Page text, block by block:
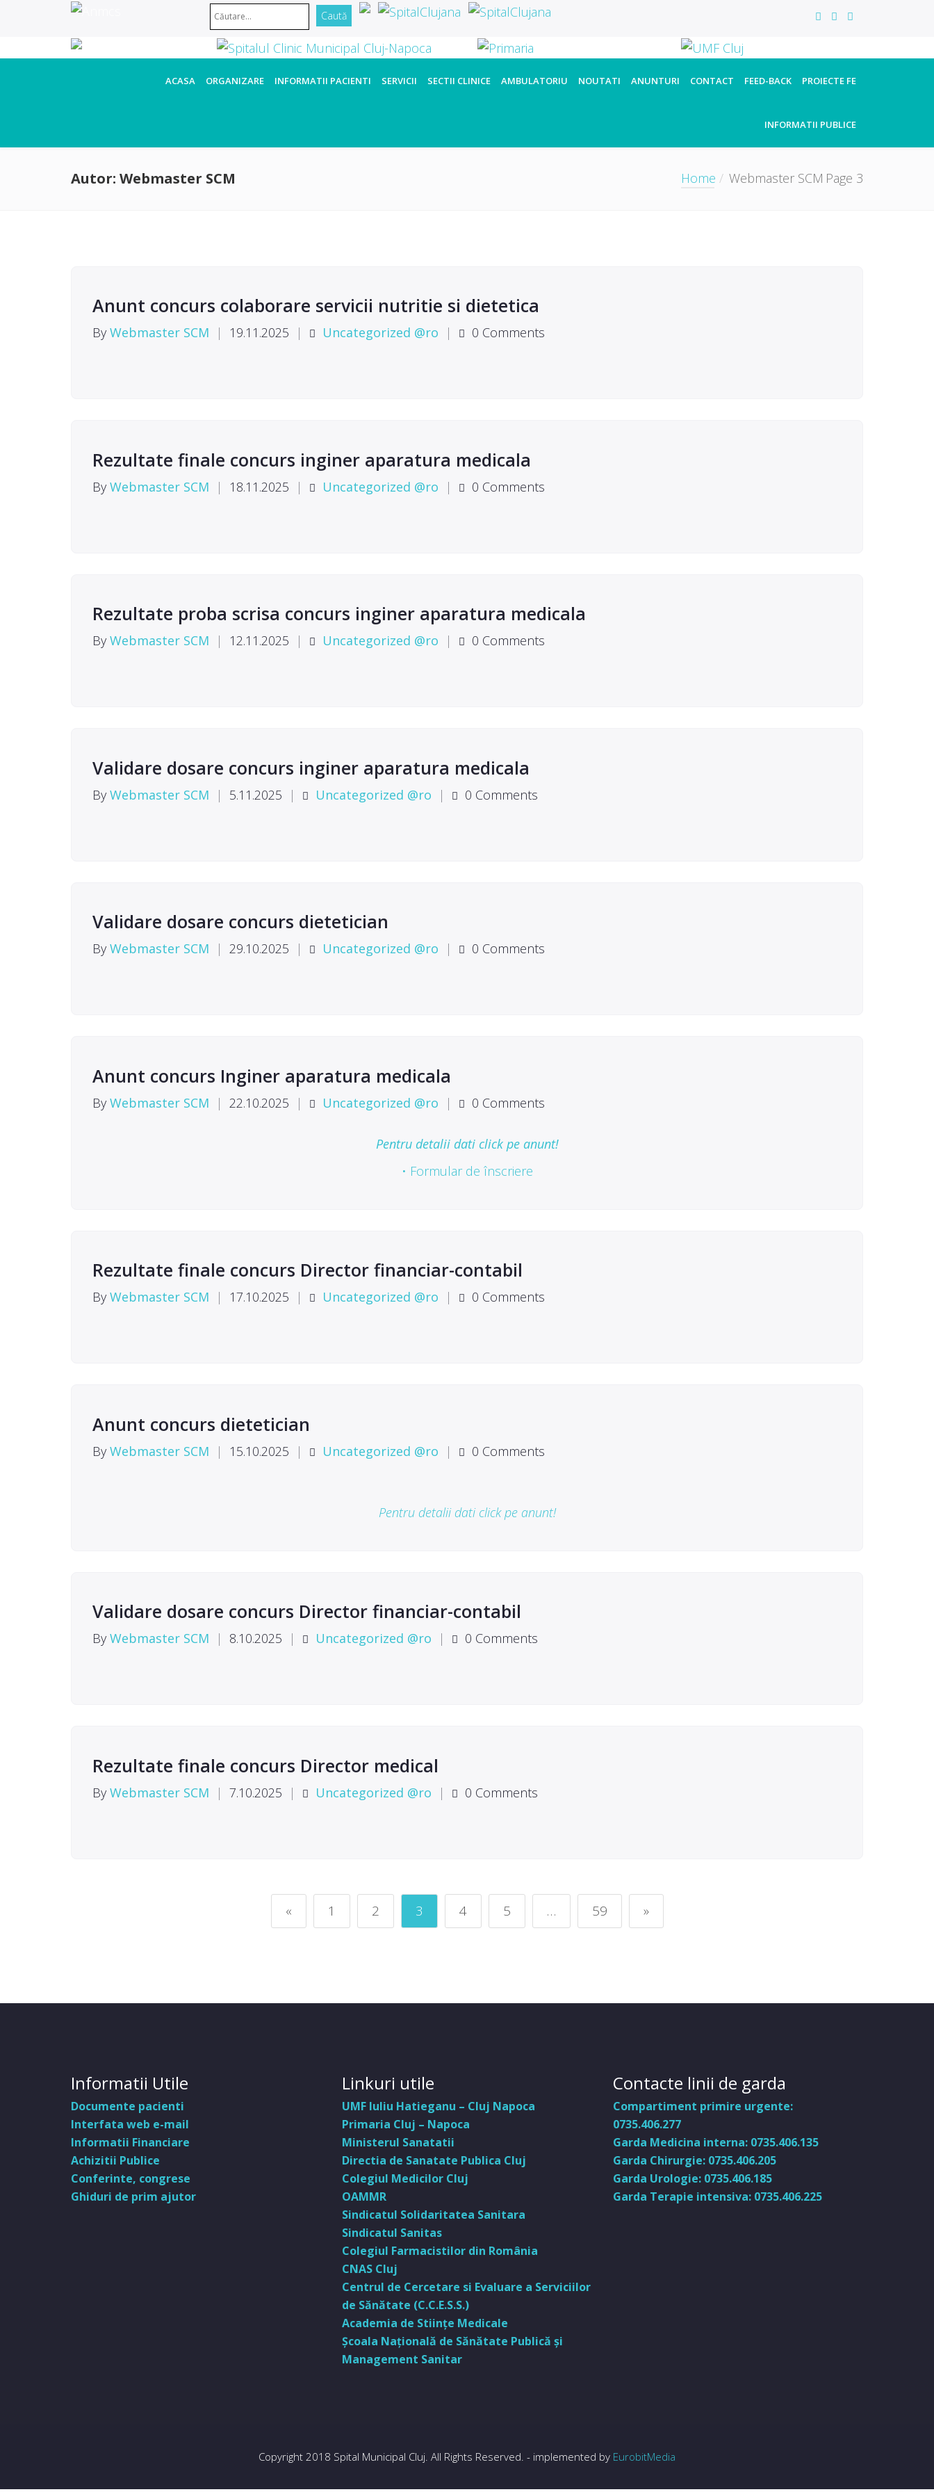
ACASA ORGANIZARE INFORMATII PACIENTI SERVICII SECTII CLINICE AMBULATORIU NOUTATI ANUNTURI CONTACT FEED-BACK PROIECTE FE
INFORMATII PUBLICE
Autor: Webmaster SCM Home Webmaster SCM Page 3
Anunt concurs colaborare servicii nutritie si dietetica
By Webmaster SCM | 19.11.2025 | Uncategorized @ro | 0 Comments
Rezultate finale concurs inginer aparatura medicala
By Webmaster SCM | 18.11.2025 | Uncategorized @ro | 0 Comments
Rezultate proba scrisa concurs inginer aparatura medicala
By Webmaster SCM | 12.11.2025 | Uncategorized @ro | 0 Comments
Validare dosare concurs inginer aparatura medicala
By Webmaster SCM | 5.11.2025 | Uncategorized @ro | 0 Comments
Validare dosare concurs dietetician
By Webmaster SCM | 29.10.2025 | Uncategorized @ro | 0 Comments
Anunt concurs Inginer aparatura medicala
By Webmaster SCM | 22.10.2025 | Uncategorized @ro | 0 Comments
Pentru detalii dati click pe anunt!
• Formular de înscriere
Rezultate finale concurs Director financiar-contabil
By Webmaster SCM | 17.10.2025 | Uncategorized @ro | 0 Comments
Anunt concurs dietetician
By Webmaster SCM | 15.10.2025 | Uncategorized @ro | 0 Comments
Pentru detalii dati click pe anunt!
Validare dosare concurs Director financiar-contabil
By Webmaster SCM | 8.10.2025 | Uncategorized @ro | 0 Comments
Rezultate finale concurs Director medical
By Webmaster SCM | 7.10.2025 | Uncategorized @ro | 0 Comments
« 1 2 3 4 5 … 59 »
Informatii Utile
Documente pacienti
Interfata web e-mail
Informatii Financiare
Achizitii Publice
Conferinte, congrese
Ghiduri de prim ajutor
Linkuri utile
UMF Iuliu Hatieganu – Cluj Napoca
Primaria Cluj – Napoca
Ministerul Sanatatii
Directia de Sanatate Publica Cluj
Colegiul Medicilor Cluj
OAMMR
Sindicatul Solidaritatea Sanitara
Sindicatul Sanitas
Colegiul Farmacistilor din România
CNAS Cluj
Centrul de Cercetare si Evaluare a Serviciilor
de Sănătate (C.C.E.S.S.)
Academia de Stiinţe Medicale
Şcoala Naţională de Sănătate Publică şi
Management Sanitar
Contacte linii de garda
Compartiment primire urgente:
0735.406.277
Garda Medicina interna: 0735.406.135
Garda Chirurgie: 0735.406.205
Garda Urologie: 0735.406.185
Garda Terapie intensiva: 0735.406.225
Copyright 2018 Spital Municipal Cluj. All Rights Reserved. - implemented by EurobitMedia